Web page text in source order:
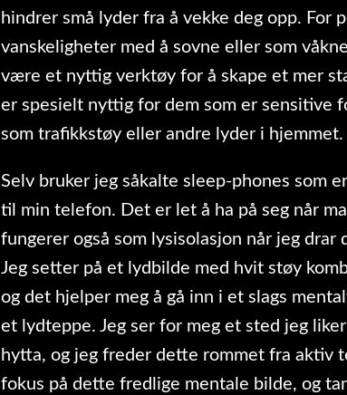
hindrer små lyder fra å vekke deg opp. For
vanskeligheter med å sovne eller som
være et nyttig verktøy for å skape et mer
er spesielt nyttig for dem som er sensitive
som trafikkstøy eller andre lyder i hjemmet.
Selv bruker jeg såkalte sleep-phones som
til min telefon. Det er let å ha på seg når
fungerer også som lysisolasjon når jeg drar
Jeg setter på et lydbilde med hvit støy
og det hjelper meg å gå inn i et slags
et lydteppe. Jeg ser for meg et sted jeg
hytta, og jeg freder dette rommet fra aktiv
fokus på dette fredlige mentale bilde, og